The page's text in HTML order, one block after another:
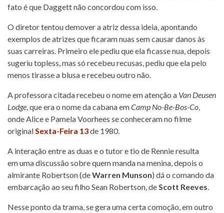
fato é que Daggett não concordou com isso.
O diretor tentou demover a atriz dessa ideia, apontando
exemplos de atrizes ​​​​que ficaram nuas sem causar danos às
suas carreiras. Primeiro ele pediu que ela ficasse nua, depois
sugeriu topless, mas só recebeu recusas, pediu que ela pelo
menos tirasse a blusa e recebeu outro não.
A professora citada recebeu o nome em atenção a Van Deusen
Lodge, que era o nome da cabana emCamp No-Be-Bos-Co,
onde Alice e Pamela Voorhees se conheceram no filme
originalSexta-Feira 13de 1980.
A interação entre as duas e o tutor e tio de Rennie resulta
em uma discussão sobre quem manda na menina, depois o
almirante Robertson (deWarren Munson) dá o comando da
embarcação ao seu filho Sean Robertson, deScott Reeves.
Nesse ponto da trama, se gera uma certa comoção, em outro